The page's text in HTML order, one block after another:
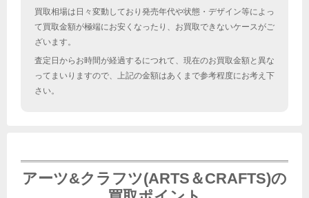
買取相場は日々変動しており発売年代や状態・デザイン等によっ
て買取金額が極端にお安くなったり、お買取できないケースがご
ざいます。
査定日からお時間が経過するにつれて、現在のお買取金額と異な
ってまいりますので、上記の金額はあくまで参考程度にお考え下
さい。
アーツ&クラフツ(ARTS＆CRAFTS)の